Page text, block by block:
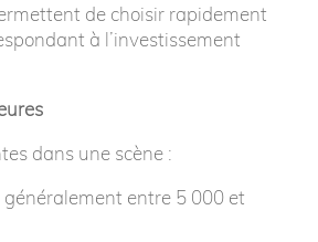
de choisir rapidement
à l’investissement
dans une scène :
entre 5 000 et